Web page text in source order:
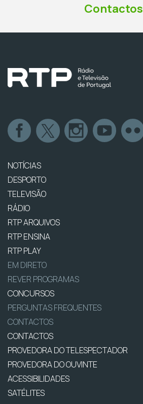
Contactos
NOTÍCIAS
DESPORTO
TELEVISÃO
RÁDIO
RTP ARQUIVOS
RTP ENSINA
RTP PLAY
EM DIRETO
REVER PROGRAMAS
CONCURSOS
PERGUNTAS FREQUENTES
CONTACTOS
CONTACTOS
PROVEDORA DO TELESPECTADOR
PROVEDORA DO OUVINTE
ACESSIBILIDADES
SATÉLITES